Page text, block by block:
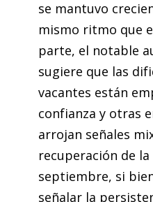
se mantuvo
mismo ritmo que
parte, el notable
sugiere que las
vacantes están
confianza y otras
arrojan señales
recuperación de
septiembre, si
señalar la